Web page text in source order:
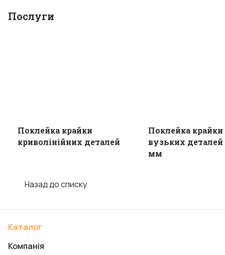
Послуги
Поклейка крайки
криволінійних деталей
Поклейка крайки
вузьких деталей
мм
Назад до списку
Каталог
Компанія